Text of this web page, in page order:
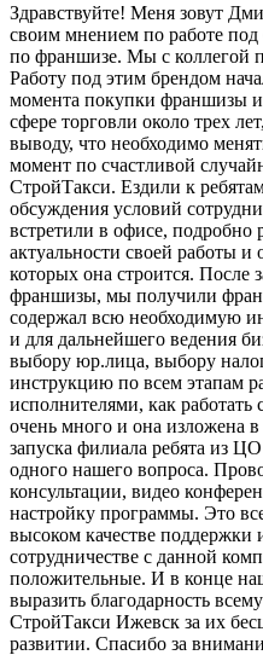
Здравствуйте! Меня зовут
своим мнением по работе
по франшизе. Мы с коллегой
Работу под этим брендом
момента покупки франшизы
сфере торговли около трех
выводу, что необходимо
момент по счастливой
СтройТакси. Ездили к
обсуждения условий
встретили в офисе, подробно
актуальности своей работы
которых она строится. После
франшизы, мы получили
содержал всю необходимую
и для дальнейшего ведения
выбору юр.лица, выбору
инструкцию по всем этапам
исполнителями, как
очень много и она изложена
запуска филиала ребята из
одного нашего вопроса.
консультации, видео
настройку программы. Это
высоком качестве поддержки
сотрудничестве с данной
положительные. И в конце
выразить благодарность
СтройТакси Ижевск за их
развитии. Спасибо за